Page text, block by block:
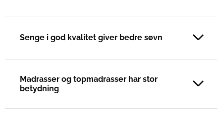
Senge i god kvalitet giver bedre søvn
Madrasser og topmadrasser har stor
betydning